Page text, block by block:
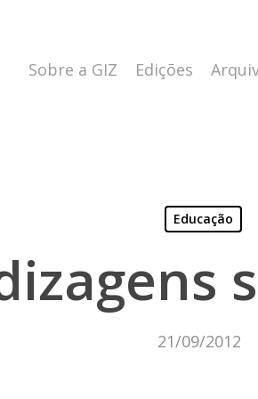
Sobre a GIZ Edições
Educação
21/09/2012